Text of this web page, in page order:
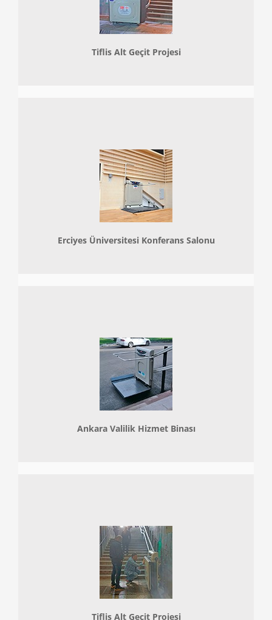
Tiflis Alt Geçit Projesi
Erciyes Üniversitesi Konferans Salonu
Ankara Valilik Hizmet Binası
Tiflis Alt Geçit Projesi